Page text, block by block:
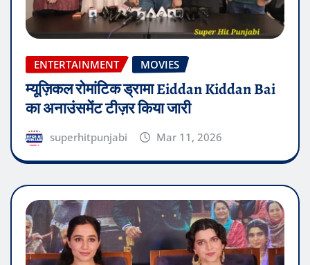
ENTERTAINMENT MOVIES
म्यूज़िकल रोमांटिक ड्रामा Eiddan Kiddan Bai
का अनाउंसमेंट टीज़र किया जारी
superhitpunjabi Mar 11, 2026